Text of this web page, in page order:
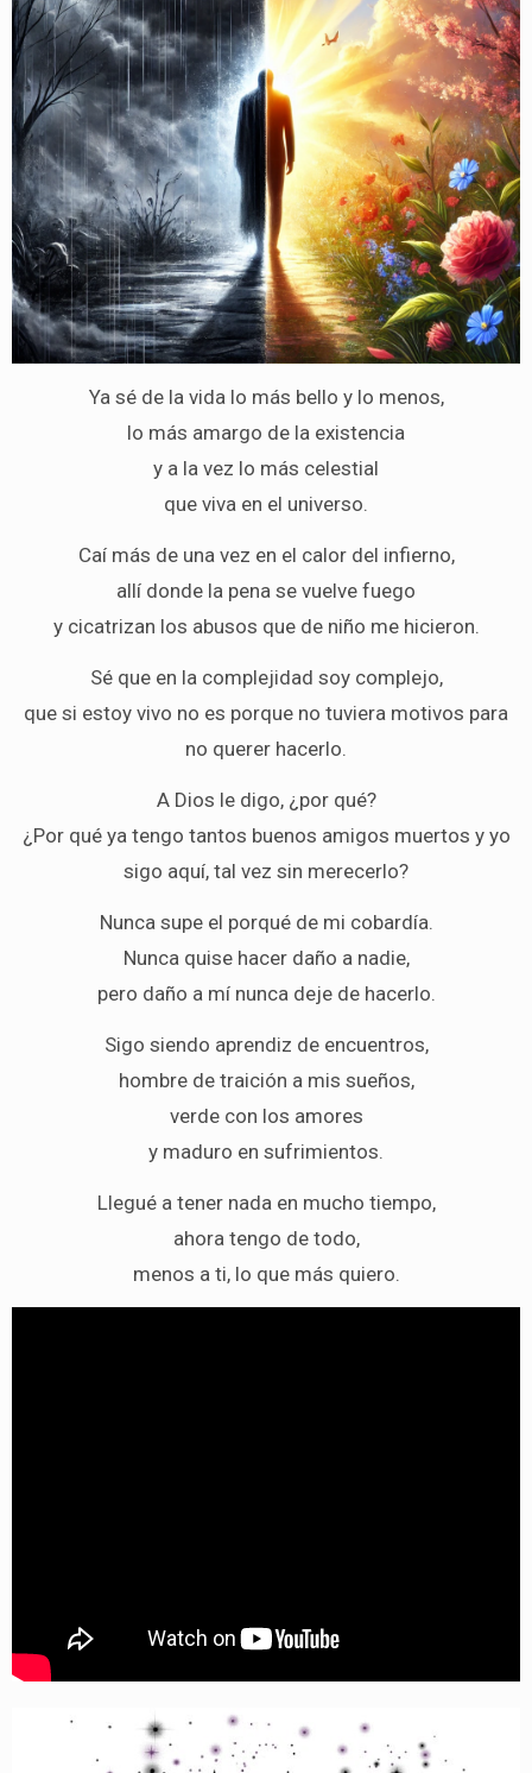
Ya sé de la vida lo más bello y lo menos,
lo más amargo de la existencia
y a la vez lo más celestial
que viva en el universo.
Caí más de una vez en el calor del infierno,
allí donde la pena se vuelve fuego
y cicatrizan los abusos que de niño me hicieron.
Sé que en la complejidad soy complejo,
que si estoy vivo no es porque no tuviera motivos para
no querer hacerlo.
A Dios le digo, ¿por qué?
¿Por qué ya tengo tantos buenos amigos muertos y yo
sigo aquí, tal vez sin merecerlo?
Nunca supe el porqué de mi cobardía.
Nunca quise hacer daño a nadie,
pero daño a mí nunca deje de hacerlo.
Sigo siendo aprendiz de encuentros,
hombre de traición a mis sueños,
verde con los amores
y maduro en sufrimientos.
Llegué a tener nada en mucho tiempo,
ahora tengo de todo,
menos a ti, lo que más quiero.